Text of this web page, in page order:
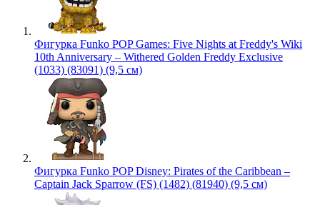
Фигурка Funko POP Games: Five Nights at Freddy's Wiki
10th Anniversary – Withered Golden Freddy Exclusive
(1033) (83091) (9,5 см)
Фигурка Funko POP Disney: Pirates of the Caribbean –
Captain Jack Sparrow (FS) (1482) (81940) (9,5 см)